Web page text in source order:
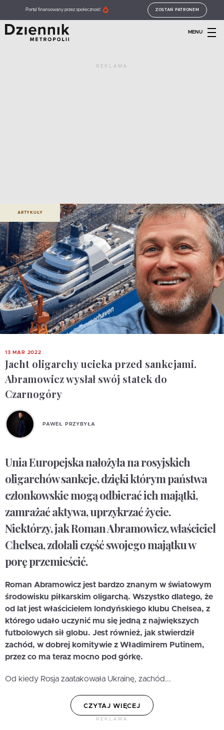
Portal finansowany przez społeczność ZOSTAŃ PATRONEM
MENU
REKLAMA
ARTYKUŁY
13 MAR 2022
Jacht oligarchy ucieka przed sankcjami.
Abramowicz wysłał swój statek do
Czarnogóry
PAWEŁ PRZYBYŁA
Unia Europejska nałożyła na rosyjskich
oligarchów sankcje, dzięki którym państwa
członkowskie mogą odbierać ich majątki,
zamrażać aktywa, uprzykrzać życie.
Niektórzy, jak Roman Abramowicz, właściciel
Chelsea, zdołali część swojego majątku w
porę przemieścić.
Roman Abramowicz jest bardzo znanym w światowym
środowisku piłkarskim oligarchą. Wszystko dlatego, że
od lat jest właścicielem londyńskiego klubu Chelsea, z
którego udało uczynić mu się jedną z największych
futbolowych sił globu. Jest również, jak stwierdził
zachód, w dobrej komitywie z Władimirem Putinem,
przez co ma teraz mocno pod górkę.
Od kiedy Rosja zaatakowała Ukrainę, zachód...
CZYTAJ WIĘCEJ
REKLAMA